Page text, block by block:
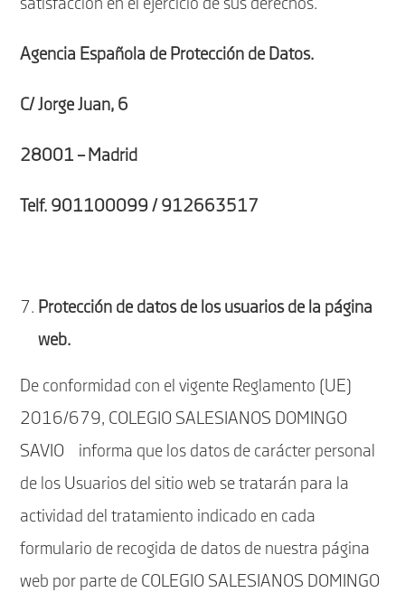
satisfacción en el ejercicio de sus derechos.
Agencia Española de Protección de Datos.
C/ Jorge Juan, 6
28001 – Madrid
Telf. 901100099 / 912663517
Protección de datos de los usuarios de la página
web.
De conformidad con el vigente Reglamento (UE)
2016/679, COLEGIO SALESIANOS DOMINGO
SAVIO informa que los datos de carácter personal
de los Usuarios del sitio web se tratarán para la
actividad del tratamiento indicado en cada
formulario de recogida de datos de nuestra página
web por parte de COLEGIO SALESIANOS DOMINGO